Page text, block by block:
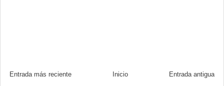
Entrada más reciente Entrada antigua
Inicio